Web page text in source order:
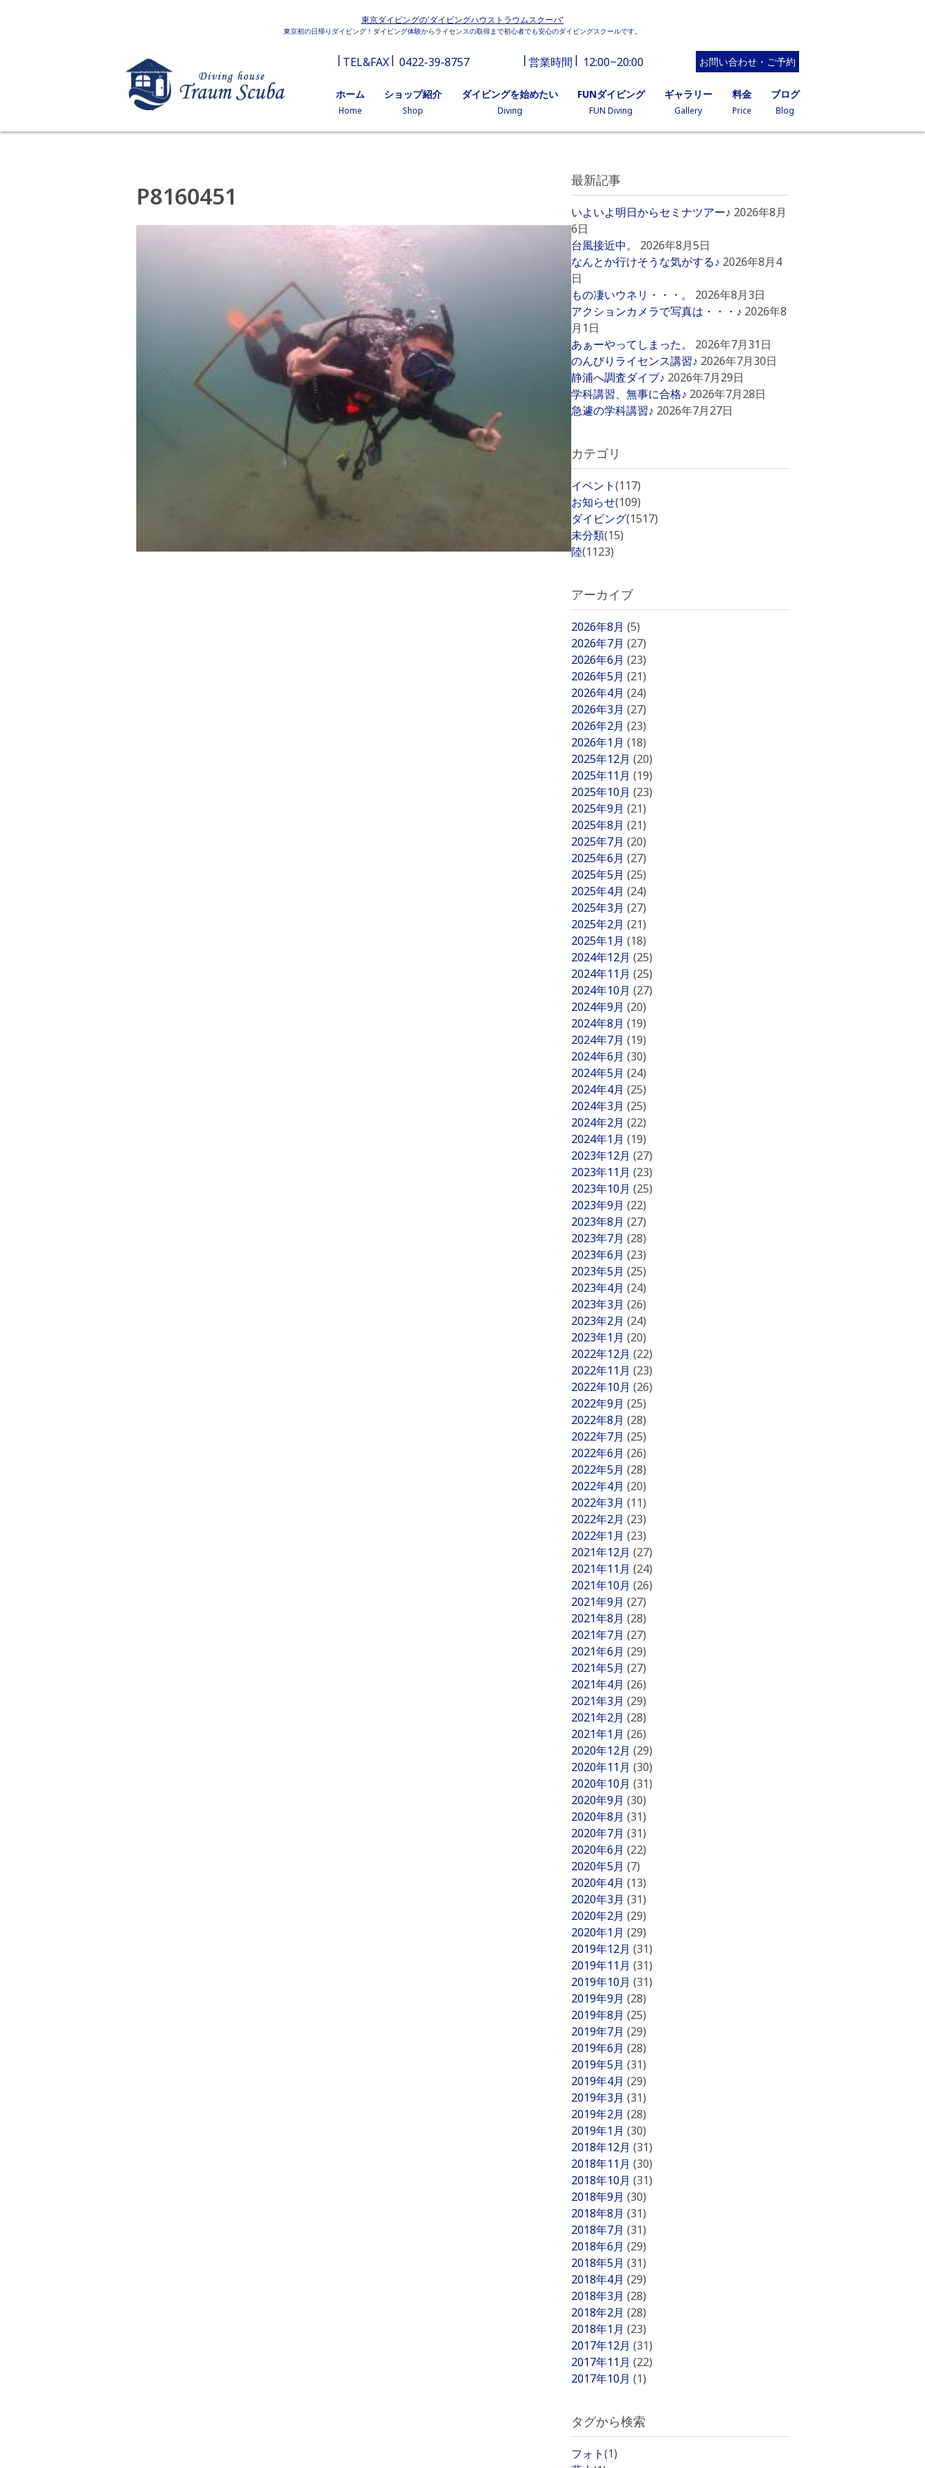
東京ダイビングの'ダイビングハウストラウムスクーバ'
東京初の日帰りダイビング！ダイビング体験からライセンスの取得まで初心者でも安心のダイビングスクールです。
TEL&FAX 0422-39-8757 営業時間 12:00~20:00 お問い合わせ・ご予約
ホーム
Home
ショップ紹介
Shop
ダイビングを始めたい
Diving
FUNダイビング
FUN Diving
ギャラリー
Gallery
料金
Price
ブログ
Blog
P8160451
最新記事
いよいよ明日からセミナツアー♪ 2026年8月
6日
台風接近中。
2026年8月5日
なんとか行けそうな気がする♪ 2026年8月4
日
もの凄いウネリ・・・。
2026年8月3日
アクションカメラで写真は・・・♪ 2026年8
月1日
あぁーやってしまった。
2026年7月31日
のんびりライセンス講習♪ 2026年7月30日
静浦へ調査ダイブ♪ 2026年7月29日
学科講習、無事に合格♪ 2026年7月28日
急遽の学科講習♪ 2026年7月27日
カテゴリ
イベント(117)
お知らせ(109)
ダイビング(1517)
未分類(15)
陸(1123)
アーカイブ
2026年8月 (5)
2026年7月 (27)
2026年6月 (23)
2026年5月 (21)
2026年4月 (24)
2026年3月 (27)
2026年2月 (23)
2026年1月 (18)
2025年12月 (20)
2025年11月 (19)
2025年10月 (23)
2025年9月 (21)
2025年8月 (21)
2025年7月 (20)
2025年6月 (27)
2025年5月 (25)
2025年4月 (24)
2025年3月 (27)
2025年2月 (21)
2025年1月 (18)
2024年12月 (25)
2024年11月 (25)
2024年10月 (27)
2024年9月 (20)
2024年8月 (19)
2024年7月 (19)
2024年6月 (30)
2024年5月 (24)
2024年4月 (25)
2024年3月 (25)
2024年2月 (22)
2024年1月 (19)
2023年12月 (27)
2023年11月 (23)
2023年10月 (25)
2023年9月 (22)
2023年8月 (27)
2023年7月 (28)
2023年6月 (23)
2023年5月 (25)
2023年4月 (24)
2023年3月 (26)
2023年2月 (24)
2023年1月 (20)
2022年12月 (22)
2022年11月 (23)
2022年10月 (26)
2022年9月 (25)
2022年8月 (28)
2022年7月 (25)
2022年6月 (26)
2022年5月 (28)
2022年4月 (20)
2022年3月 (11)
2022年2月 (23)
2022年1月 (23)
2021年12月 (27)
2021年11月 (24)
2021年10月 (26)
2021年9月 (27)
2021年8月 (28)
2021年7月 (27)
2021年6月 (29)
2021年5月 (27)
2021年4月 (26)
2021年3月 (29)
2021年2月 (28)
2021年1月 (26)
2020年12月 (29)
2020年11月 (30)
2020年10月 (31)
2020年9月 (30)
2020年8月 (31)
2020年7月 (31)
2020年6月 (22)
2020年5月 (7)
2020年4月 (13)
2020年3月 (31)
2020年2月 (29)
2020年1月 (29)
2019年12月 (31)
2019年11月 (31)
2019年10月 (31)
2019年9月 (28)
2019年8月 (25)
2019年7月 (29)
2019年6月 (28)
2019年5月 (31)
2019年4月 (29)
2019年3月 (31)
2019年2月 (28)
2019年1月 (30)
2018年12月 (31)
2018年11月 (30)
2018年10月 (31)
2018年9月 (30)
2018年8月 (31)
2018年7月 (31)
2018年6月 (29)
2018年5月 (31)
2018年4月 (29)
2018年3月 (28)
2018年2月 (28)
2018年1月 (23)
2017年12月 (31)
2017年11月 (22)
2017年10月 (1)
タグから検索
フォト(1)